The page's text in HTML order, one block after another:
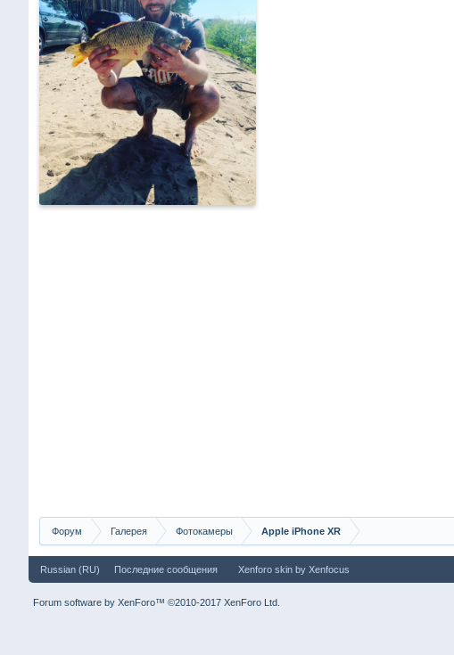
Форум Галерея Фотокамеры Apple iPhone XR
Russian (RU) Последние сообщения Xenforo skinby Xenfocus
Forum software by XenForo™ ©2010-2017 XenForo Ltd.